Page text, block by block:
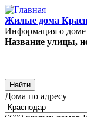
Перейти к
Жилые дома
Информация о доме
Название улицы,
Дома по адресу